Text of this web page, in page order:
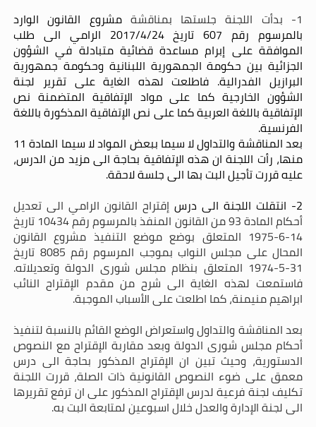
1- بدأت اللجنة جلستها بمناقشة
مشروع القانون الوارد
بالمرسوم رقم 607 تاريخ 2017/4/24 الرامي الى طلب
الموافقة على إبرام مساعدة قضائية متبادلة في الشؤون
الجزائية بين حكومة الجمهورية اللبنانية وحكومة جمهورية
البرازيل الفدرالية. فاطلعت لهذه الغاية على تقرير لجنة
الشؤون الخارجية كما على مواد الإتفاقية المتضمنة نص
الإتفاقية باللغة العربية كما على نص الإتفاقية المذكورة باللغة
الفرنسية.
بعد المناقشة والتداول لا سيما ببعض المواد لا سيما المادة 11
منها، رأت اللجنة ان هذه الإتفاقية بحاجة الى مزيد من الدرس،
عليه قررت تأجيل البت بها الى جلسة لاحقة.
2- انتقلت اللجنة الى درس
إقتراح القانون الرامي الى تعديل
أحكام المادة 93 من القانون المنفذ بالمرسوم رقم 10434 تاريخ
14-6-1975 المتعلق بوضع موضع التنفيذ مشروع القانون
المحال على مجلس النواب بموجب المرسوم رقم 8085 تاريخ
31-5-1974 المتعلق بنظام مجلس شورى الدولة وتعديلاته.
فاستمعت لهذه الغاية الى شرح من مقدم الإقتراح النائب
ابراهيم منيمنة، كما اطلعت على الأسباب الموجبة.
بعد المناقشة والتداول واستعراض الوضع القائم بالنسبة لتنفيذ
أحكام مجلس شورى الدولة وبعد مقاربة الإقتراح مع النصوص
الدستورية، وحيث تبين ان الإقتراح المذكور بحاجة الى درس
معمق على ضوء النصوص القانونية ذات الصلة، قررت اللجنة
تكليف لجنة فرعية لدرس الإقتراح المذكور على ان ترفع تقريرها
الى لجنة الإدارة والعدل خلال اسبوعين لمتابعة البت به.